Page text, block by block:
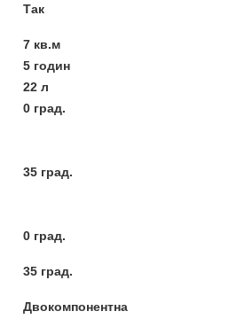
Так
7 кв.м
5 годин
22 л
0 град.
35 град.
0 град.
35 град.
Двокомпонентна